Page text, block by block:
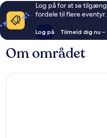
Log på for at se
fordele til flere eventyr.
Log på Tilmeld dig nu
Om området